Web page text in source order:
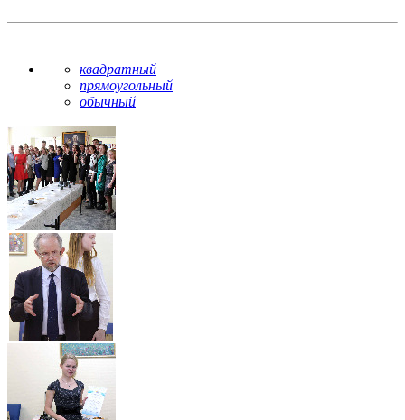
квадратный
прямоугольный
обычный